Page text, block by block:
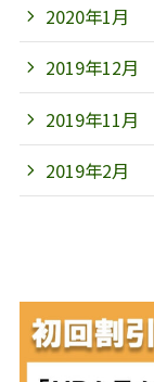
2020年1月
2019年12月
2019年11月
2019年2月